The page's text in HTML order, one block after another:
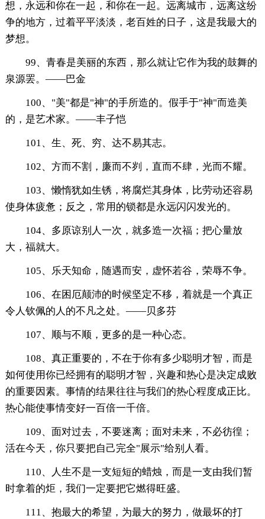
想，永远和你在一起，和你在一起。远离城市，远离这纷
争的地方，过着平平淡淡，老百姓的日子，这是我最大的
梦想。
99、青春是美丽的东西，那么就让它作为我的鼓舞的
泉源罢。——巴金
100、"美"都是"神"的手所造的。假手于"神"而造美
的，是艺术家。——丰子恺
101、生、死、穷、达不易其志。
102、方而不割，廉而不刿，直而不肆，光而不耀。
103、懒惰犹如生锈，将腐烂其身体，比劳动还容易
使身体疲惫；反之，常用的锁都是永远闪闪发光的。
104、多原谅别人一次，就多造一次福；把心量放
大，福就大。
105、乐天知命，随遇而安，虚怀若谷，荣辱不争。
106、在困厄颠沛的时候坚定不移，着就是一个真正
令人钦佩的人的不凡之处。——贝多芬
107、顺与不顺，更多的是一种心态。
108、真正重要的，不在于你有多少聪明才智，而是
如何使用你已经拥有的聪明才智，兴趣和热心是决定成败
的重要因素。事情的结果往往与我们的热心程度成正比。
热心能使事情变好一百倍一千倍。
109、面对过去，不要迷离；面对未来，不必彷徨；
活在今天，你只要把自己完全"展示"给别人看。
110、人生不是一支短短的蜡烛，而是一支由我们暂
时拿着的炬，我们一定要把它燃得旺盛。
111、抱最大的希望，为最大的努力，做最坏的打